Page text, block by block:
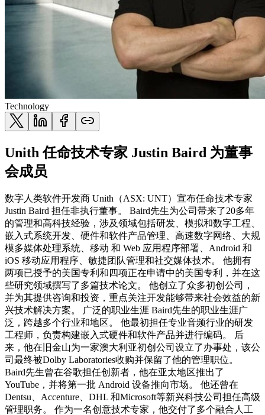
Technology
Unith 任命技术专家 Justin Baird 为董事
会成员
数字人类软件开发商 Unith（ASX: UNT）宣布任命技术专家
Justin Baird 担任非执行董事。 Baird先生为公司带来了20多年
的管理和高科技经验，涉及领域包括研发、模拟和数字工程、
嵌入式系统开发、硬件和软件产品管理、高速数字网络、大规
模多媒体处理系统、移动 和 Web 应用程序部署、Android 和
iOS 移动应用程序、敏捷团队管理和社交媒体技术。 他拥有
两项已授予的美国专利和四项正在申请中的美国专利，并在这
些研究领域撰写了多篇技术论文。 他创立了众多初创公司，
并为其提供咨询和投资，重点关注开发能够带来社会效益的新
兴技术解决方案。 广泛的职业生涯 Baird先生的职业生涯广
泛，跨越多个行业和地区。 他最初担任专业音频行业的研发
工程师，负责构建嵌入式硬件和软件产品并进行编码。 后
来，他在旧金山为一家澳大利亚初创公司设立了办事处，该公
司最终被Dolby Laboratories收购并保留了他的管理职位。
Baird先生曾在谷歌担任创新者，他在亚太地区推出了
YouTube，并将第一批 Android 设备推向市场。 他还曾在
Dentsu、Accenture、DHL 和Microsoft等新兴科技公司担任高级
管理职务。 作为一名创意技术专家，他交付了多个融合人工